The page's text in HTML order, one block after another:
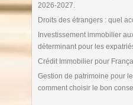
2026-2027.
Droits des étrangers : quel
Investissement immobilier
déterminant pour les
Crédit Immobilier pour
Gestion de patrimoine pour
comment choisir le bon